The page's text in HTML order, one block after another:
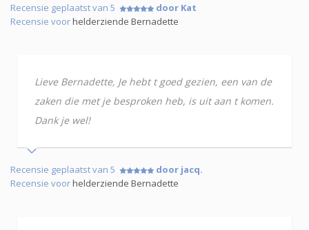
Recensie geplaatst van 5
door Kat
Recensie voorhelderziende Bernadette
Lieve Bernadette, Je hebt t goed gezien, een van de
zaken die met je besproken heb, is uit aan t komen.
Dank je wel!
Recensie geplaatst van 5
door jacq.
Recensie voorhelderziende Bernadette